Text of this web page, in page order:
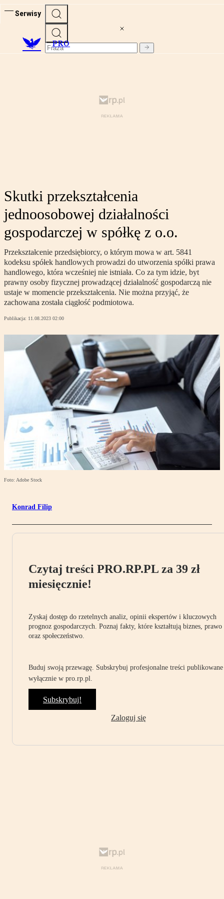
Serwisy
PRO
Skutki przekształcenia
jednoosobowej działalności
gospodarczej w spółkę z o.o.
Przekształcenie przedsiębiorcy, o którym mowa w art. 5841
kodeksu spółek handlowych prowadzi do utworzenia spółki prawa
handlowego, która wcześniej nie istniała. Co za tym idzie, byt
prawny osoby fizycznej prowadzącej działalność gospodarczą nie
ustaje w momencie przekształcenia. Nie można przyjąć, że
zachowana została ciągłość podmiotowa.
Publikacja: 11.08.2023 02:00
Foto: Adobe Stock
Konrad Filip
Czytaj treści PRO.RP.PL za 39 zł
miesięcznie!
Zyskaj dostęp do rzetelnych analiz, opinii ekspertów i kluczowych
prognoz gospodarczych. Poznaj fakty, które kształtują biznes, prawo
oraz społeczeństwo.
Buduj swoją przewagę. Subskrybuj profesjonalne treści publikowane
wyłącznie w pro.rp.pl.
Subskrybuj!
Zaloguj się